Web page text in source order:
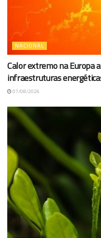
NACIONAL
Calor extremo na Europa
infraestruturas
07/08/2026